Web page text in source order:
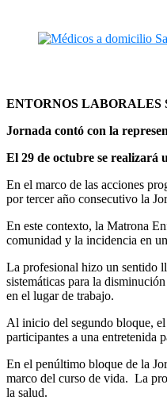
ENTORNOS
Jornada contó con la
El 29 de octubre se realizará
En el marco de las acciones
por tercer año consecutivo la
En este contexto, la Matrona
comunidad y la incidencia en
La profesional hizo un sentido
sistemáticas para la
en el lugar de trabajo.
Al inicio del segundo bloque,
participantes a una entretenida
En el penúltimo bloque de la
marco del curso de vida. La
la salud.